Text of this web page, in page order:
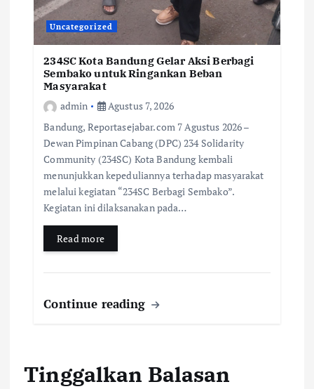
Uncategorized
234SC Kota Bandung Gelar Aksi Berbagi
Sembako untuk Ringankan Beban
Masyarakat
admin
Agustus 7, 2026
Bandung, Reportasejabar.com 7 Agustus 2026 –
Dewan Pimpinan Cabang (DPC) 234 Solidarity
Community (234SC) Kota Bandung kembali
menunjukkan kepeduliannya terhadap masyarakat
melalui kegiatan “234SC Berbagi Sembako”.
Kegiatan ini dilaksanakan pada…
Read more
Continue reading
Tinggalkan Balasan